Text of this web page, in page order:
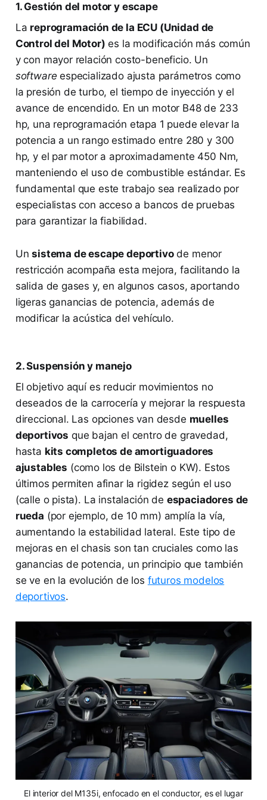
1. Gestión del motor y escape
La reprogramación de la ECU (Unidad de
Control del Motor) es la modificación más común
y con mayor relación costo-beneficio. Un
software especializado ajusta parámetros como
la presión de turbo, el tiempo de inyección y el
avance de encendido. En un motor B48 de 233
hp, una reprogramación etapa 1 puede elevar la
potencia a un rango estimado entre 280 y 300
hp, y el par motor a aproximadamente 450 Nm,
manteniendo el uso de combustible estándar. Es
fundamental que este trabajo sea realizado por
especialistas con acceso a bancos de pruebas
para garantizar la fiabilidad.
Unsistema de escape deportivode menor
restricción acompaña esta mejora, facilitando la
salida de gases y, en algunos casos, aportando
ligeras ganancias de potencia, además de
modificar la acústica del vehículo.
2. Suspensión y manejo
El objetivo aquí es reducir movimientos no
deseados de la carrocería y mejorar la respuesta
direccional. Las opciones van desde muelles
deportivos que bajan el centro de gravedad,
hasta kits completos de amortiguadores
ajustables (como los de Bilstein o KW). Estos
últimos permiten afinar la rigidez según el uso
(calle o pista). La instalación de espaciadores de
rueda (por ejemplo, de 10 mm) amplía la vía,
aumentando la estabilidad lateral. Este tipo de
mejoras en el chasis son tan cruciales como las
ganancias de potencia, un principio que también
se ve en la evolución de los futuros modelos
deportivos.
El interior del M135i, enfocado en el conductor, es el lugar